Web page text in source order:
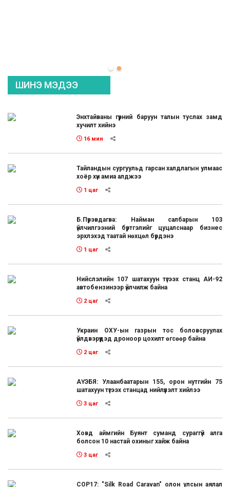
ШИНЭ МЭДЭЭ
Энхтайваны гүүрний баруун талын туслах замд
хучилт хийнэ
16 мин
Тайландын сургуульд гарсан халдлагын улмаас
хоёр хүн амиа алджээ
1 цаг
Б.Пүрэвдагва: Найман салбарын 103
үйлчилгээний бүртгэлийг цуцалснаар бизнес
эрхлэхэд таатай нөхцөл бүрдэнэ
1 цаг
Нийслэлийн 107 шатахуун түгээх станц АИ-92
автобензинээр үйлчилж байна
2 цаг
Украин ОХУ-ын газрын тос боловсруулах
үйлдвэрүүдэд дроноор цохилт өгсөөр байна
2 цаг
АҮЭБЯ: Улаанбаатарын 155, орон нутгийн 75
шатахуун түгээх станцад нийлүүлэлт хийлээ
3 цаг
Ховд аймгийн Буянт суманд сураггүй алга
болсон 10 настай охиныг хайж байна
3 цаг
COP17: "Silk Road Caravan" олон улсын аялал